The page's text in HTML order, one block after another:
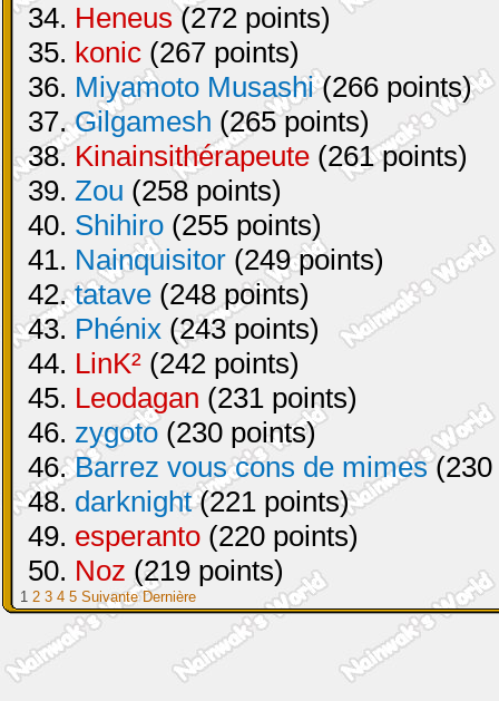
34. Heneus(272 points)
35. konic (267 points)
36. Miyamoto Musashi(266 points)
37.Gilgamesh (265 points)
38. Kinainsithérapeute (261 points)
39. Zou (258 points)
40. Shihiro (255 points)
41. Nainquisitor (249 points)
42.tatave (248 points)
43. Phénix (243 points)
44. LinK² (242 points)
45. Leodagan (231 points)
46. zygoto (230 points)
46.Barrez vous cons de mimes(230
48. darknight(221 points)
49. esperanto (220 points)
50. Noz (219 points)
1 2 3 4 5 Suivante Dernière